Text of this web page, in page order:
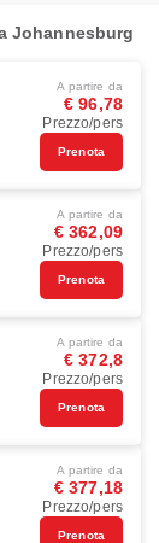
Johannesburg
A partire da
€ 96,78
Prezzo/pers
Prenota
A partire da
€ 362,09
Prezzo/pers
Prenota
A partire da
€ 372,8
Prezzo/pers
Prenota
A partire da
€ 377,18
Prezzo/pers
Prenota